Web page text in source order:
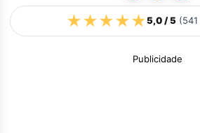
★★★★★5,0/ 5(541
Publicidade